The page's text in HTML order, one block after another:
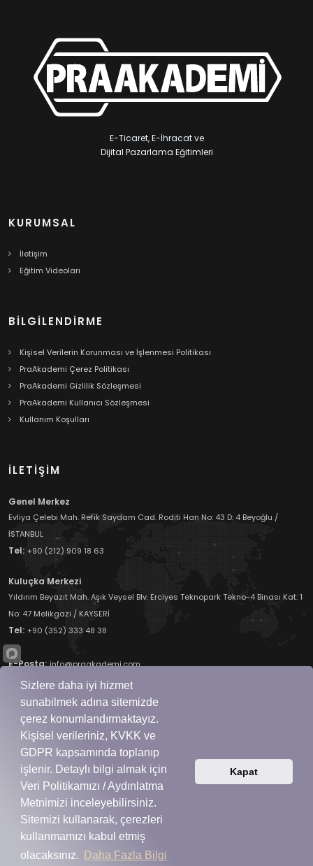
E-Ticaret, E-İhracat ve
Dijital Pazarlama Eğitimleri
KURUMSAL
İletişim
Eğitim Videoları
BILGILENDIRME
Kişisel Verilerin Korunması ve İşlenmesi Politikası
PraAkademi Çerez Politikası
PraAkademi Gizlilik Sözleşmesi
PraAkademi Kullanıcı Sözleşmesi
Kullanım Koşulları
İLETİŞİM
Genel Merkez
Evliya Çelebi Mah. Refik Saydam Cad. Roditi Han No: 43 D: 4 Beyoğlu /
İSTANBUL
Tel: +90 (212) 909 18 63
Kuluçka Merkezi
Yıldırım Beyazıt Mah. Aşık Veysel Blv. Erciyes Teknopark Tekno-4 Binası Kat: 1
No: 47 Melikgazi / KAYSERİ
Tel: +90 (352) 333 48 38
E-Posta: info@praakademi.com
PraAkademi BirPraSoft
Copyrights © 2026 Tüm Hakları Saklıdır.
Diğer Markalarımız
Sizlere daha iyi hizmet
sunabilmek adına sitemizde
çerez konumlandırmaktayız.
Kişisel verileriniz, KVKK ve
GDPR kapsamında toplanıp
işlenir. Detaylı bilgi almak için
Veri Politikamızı / Aydınlatma
Metnimizi inceleyebilirsiniz.
Sitemizi kullanarak, çerezleri
kullanmamızı kabul etmiş
olacaksınız.
Daha Fazla Bilgi
Kapat